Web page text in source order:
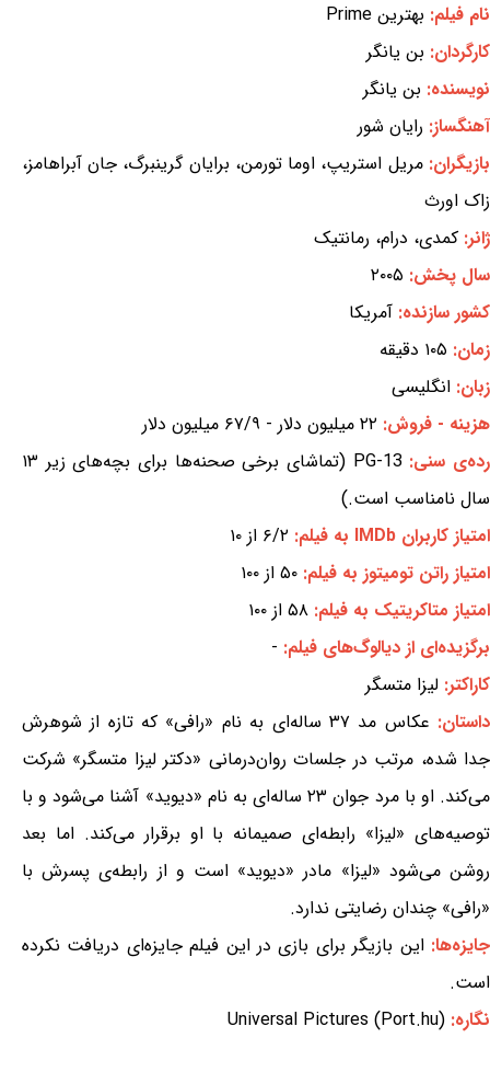
نام فیلم: بهترین Prime
کارگردان: بن یانگر
نویسنده: بن یانگر
آهنگساز: رایان شور
بازیگران:مریل استریپ، اوما تورمن، برایان گرینبرگ، جان آبراهامز،
زاک اورث
ژانر: کمدی، درام، رمانتیک
سال پخش: ۲۰۰۵
کشور سازنده: آمریکا
زمان: ۱۰۵ دقیقه
زبان: انگلیسی
هزینه - فروش: ۲۲ میلیون دلار - ۶۷/۹ میلیون دلار
رده‌ی سنی:
PG-13 (تماشای برخی صحنه‌ها برای بچه‌های زیر ۱۳
سال نامناسب است.)
امتیاز کاربران IMDb به فیلم:
۶/۲ از ۱۰
امتیاز راتن تومیتوز به فیلم: ۵۰ از ۱۰۰
امتیاز متاکریتیک به فیلم: ۵۸ از ۱۰۰
برگزیده‌ای از دیالوگ‌های فیلم: -
کاراکتر: لیزا متسگر
داستان:
عکاس مد ۳۷ ساله‌ای به نام «رافی» که تازه از شوهرش
جدا شده، مرتب در جلسات روان‌درمانی «دکتر لیزا متسگر» شرکت
می‌کند. او با مرد جوان ۲۳ ساله‌ای به نام «دیوید» آشنا می‌شود و با
توصیه‌های «لیزا» رابطه‌ای صمیمانه با او برقرار می‌کند. اما بعد
روشن می‌شود «لیزا» مادر «دیوید» است و از رابطه‌ی پسرش با
«رافی» چندان رضایتی ندارد.
جایزه‌ها:این بازیگر برای بازی در این فیلم جایزه‌ای دریافت نکرده
است.
نگاره: Universal Pictures (Port.hu)